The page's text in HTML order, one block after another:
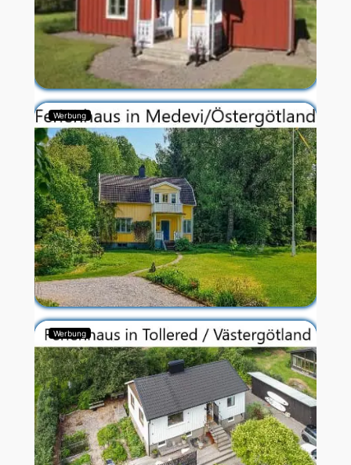
Werbung
Werbung